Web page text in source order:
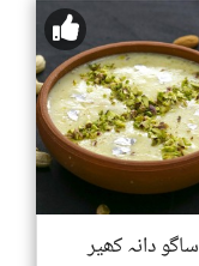
ساگو دانہ کھیر